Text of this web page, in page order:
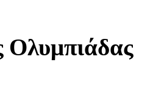
Ολυμπιάδας